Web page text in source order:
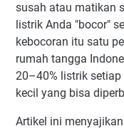
susah atau matikan
listrik Anda "bocor"
kebocoran itu satu
rumah tangga
20–40% listrik
kecil yang bisa
Artikel ini menyajikan